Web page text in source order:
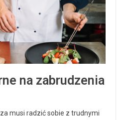
na zabrudzenia
musi radzić sobie z trudnymi